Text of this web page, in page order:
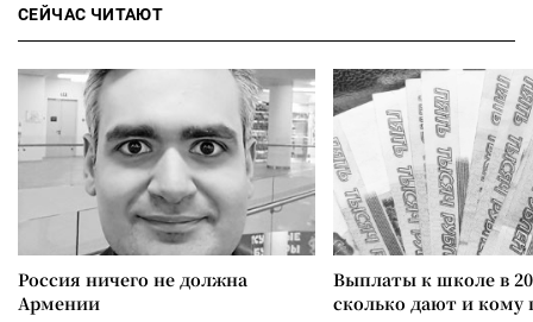
СЕЙЧАС ЧИТАЮТ
Россия ничего не должна
Армении
Выплаты к школе в
сколько дают и